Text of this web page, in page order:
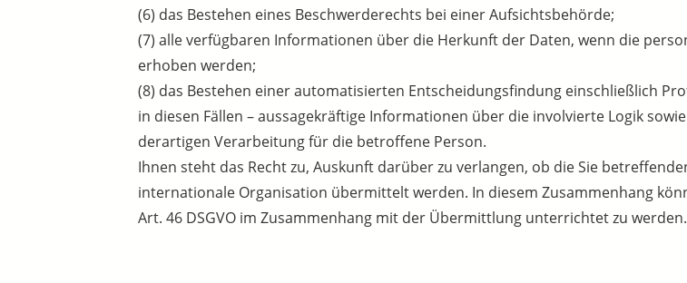
(6) das Bestehen eines Beschwerderechts bei einer Aufsichtsbehörde;
(7) alle verfügbaren Informationen über die Herkunft der Daten, wenn die
erhoben werden;
(8) das Bestehen einer automatisierten Entscheidungsfindung einschließlich
in diesen Fällen – aussagekräftige Informationen über die involvierte Logik
derartigen Verarbeitung für die betroffene Person.
Ihnen steht das Recht zu, Auskunft darüber zu verlangen, ob die Sie
internationale Organisation übermittelt werden. In diesem Zusammenhang
Art. 46 DSGVO im Zusammenhang mit der Übermittlung unterrichtet zu werden.